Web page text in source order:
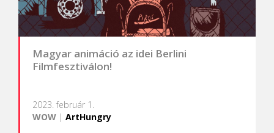
Magyar animáció az idei Berlini
Filmfesztiválon!
2023. február 1.
WOW | ArtHungry